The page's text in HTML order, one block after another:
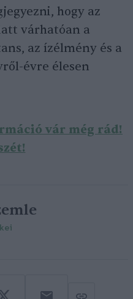
hogy az
várhatóan a
az ízélmény és a
évre élesen
vár még rád!